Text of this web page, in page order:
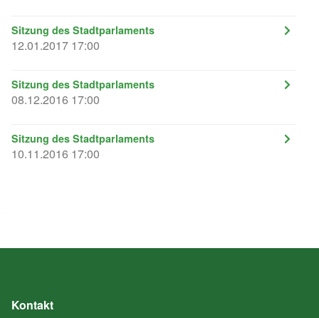
Sitzung des Stadtparlaments
12.01.2017 17:00
Sitzung des Stadtparlaments
08.12.2016 17:00
Sitzung des Stadtparlaments
10.11.2016 17:00
Kontakt